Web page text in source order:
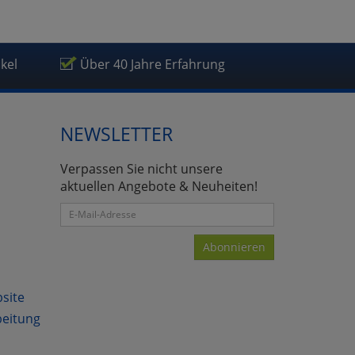
Über 40 Jahre Erfahrung
NEWSLETTER
Verpassen Sie nicht unsere
aktuellen Angebote & Neuheiten!
Abonnieren